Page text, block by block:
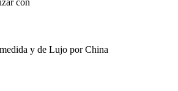
con
y de Lujo por China